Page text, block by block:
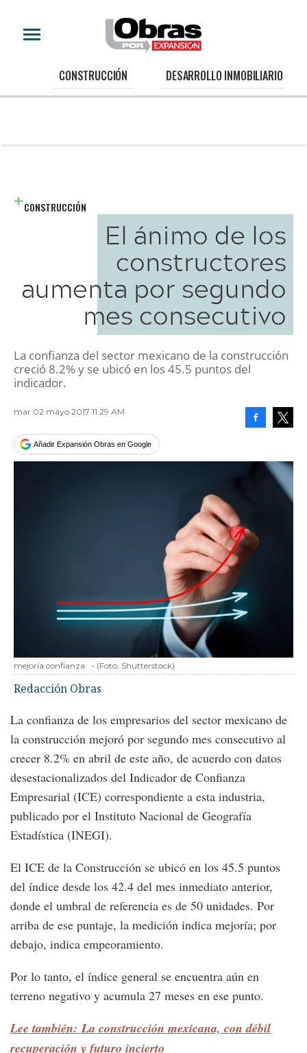
CONSTRUCCIÓN DESARROLLO INMOBILIARIO
CONSTRUCCIÓN
El ánimo de los
constructores
aumenta por segundo
mes consecutivo
La confianza del sector mexicano de la construcción
creció 8.2% y se ubicó en los 45.5 puntos del
indicador.
mar 02 mayo 2017 11:29 AM
Añadir Expansión Obras en Google
mejoría confianza - (Foto: Shutterstock)
Redacción Obras
La confianza de los empresarios del sector mexicano de
la construcción mejoró por segundo mes consecutivo al
crecer 8.2% en abril de este año, de acuerdo con datos
desestacionalizados del Indicador de Confianza
Empresarial (ICE) correspondiente a esta industria,
publicado por el Instituto Nacional de Geografía
Estadística (INEGI).
El ICE de la Construcción se ubicó en los 45.5 puntos
del índice desde los 42.4 del mes inmediato anterior,
donde el umbral de referencia es de 50 unidades. Por
arriba de ese puntaje, la medición indica mejoría; por
debajo, indica empeoramiento.
Por lo tanto, el índice general se encuentra aún en
terreno negativo y acumula 27 meses en ese punto.
Lee también: La construcción mexicana, con débil
recuperación y futuro incierto